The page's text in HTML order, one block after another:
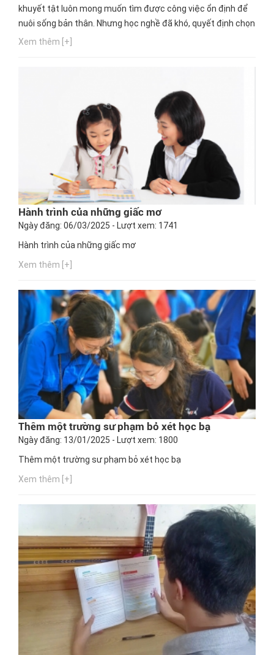
khuyết tật luôn mong muốn tìm được công việc ổn định để
nuôi sống bản thân. Nhưng học nghề đã khó, quyết định chọn
một nghề thích hợp cho mình lại càng khó hơn. Ngay bây giờ,
Xem thêm [+]
Hành trình của những giấc mơ
Ngày đăng: 06/03/2025 - Lượt xem: 1741
Hành trình của những giấc mơ
Xem thêm [+]
Thêm một trường sư phạm bỏ xét học bạ
Ngày đăng: 13/01/2025 - Lượt xem: 1800
Thêm một trường sư phạm bỏ xét học bạ
Xem thêm [+]